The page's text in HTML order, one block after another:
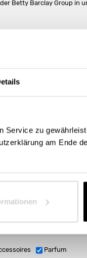
zu
am Ende
Betty Barclay Group in
Parfum